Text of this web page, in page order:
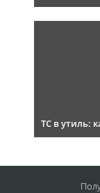
ТС в утиль: